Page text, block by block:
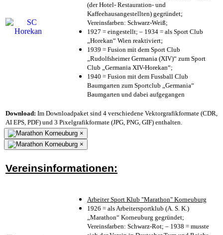
(der Hotel- Restauration- und
Kaffeehausangestellten) gegründet;
Vereinsfarben: Schwarz-Weiß;
1927 = eingestellt; – 1934 = als Sport Club
„Horekan“ Wien reaktiviert;
1939 = Fusion mit dem Sport Club
„Rudolfsheimer Germania (XIV)“ zum Sport
Club „Germania XIV-Horekan“;
1940 = Fusion mit dem Fussball Club
Baumgarten zum Sportclub „Germania“
Baumgarten und dabei aufgegangen
Download: Im Downloadpaket sind 4 verschiedene Vektorgrafikformate (CDR,
AI EPS, PDF) und 3 Pixelgrafikformate (JPG, PNG, GIF) enthalten.
×
×
Vereinsinformationen:
Arbeiter Sport Klub "Marathon" Korneuburg
1926 = als Arbeitersportklub (A. S. K.)
„Marathon“ Korneuburg gegründet;
Vereinsfarben: Schwarz-Rot; – 1938 = musste